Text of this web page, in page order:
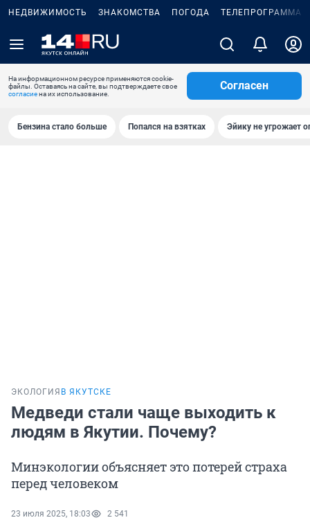
НЕДВИЖИМОСТЬ ЗНАКОМСТВА ПОГОДА ТЕЛЕПРОГРАММА
На информационном ресурсе применяются cookie-
файлы. Оставаясь на сайте, вы подтверждаете свое
согласиена их использование.
Согласен
Бензина стало больше Попался на взятках Эйику не угрожает
ЭКОЛОГИЯ В ЯКУТСКЕ
Медведи стали чаще выходить к
людям в Якутии. Почему?
Минэкологии объясняет это потерей страха
перед человеком
23 июля 2025, 18:03 2 541